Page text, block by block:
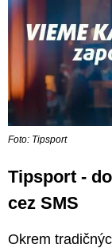
Foto: Tipsport
Tipsport -
cez SMS
Okrem